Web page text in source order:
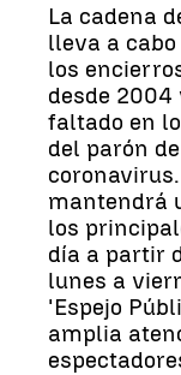
La cadena
lleva a
los
desde 2004
faltado en
del parón
mantendrá
los
día a partir
lunes a
'Espejo
amplia